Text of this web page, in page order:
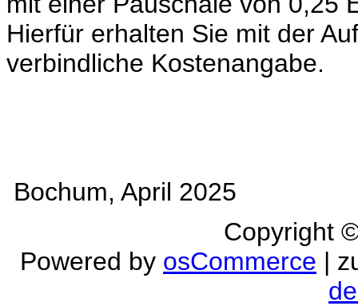
Hierfür erhalten Sie mit der
verbindliche Kostenangabe.
Bochum, April 2025
Copyright
Powered by osCommerce |